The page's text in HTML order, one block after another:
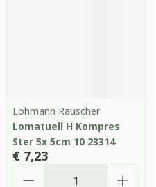
Lohmann Rauscher
Lomatuell H Kompres
Ster 5x 5cm 10 23314
€ 7,23